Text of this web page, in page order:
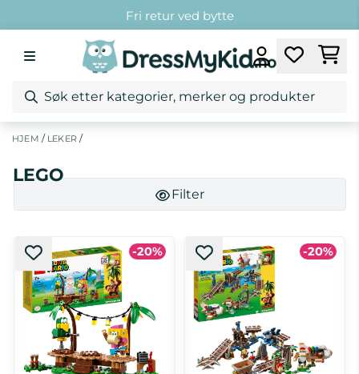
Fri retur ved bytte
Fri frakt over 1299,-*
HJEM / LEKER/
LEGO
Filter
-20% -20%